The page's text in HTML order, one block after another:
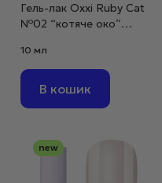
Гель-лак Oxxi Ruby Cat
№02 “котяче око”
10 мл
10 мл
В кошик
new